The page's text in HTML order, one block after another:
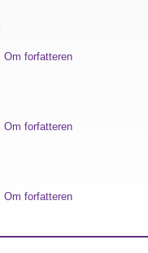
Om forfatteren
Om forfatteren
Om forfatteren